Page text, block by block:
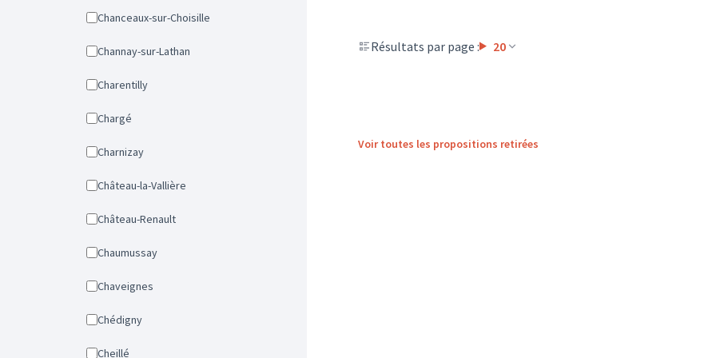
Chanceaux-sur-Choisille
Channay-sur-Lathan
Charentilly
Chargé
Charnizay
Château-la-Vallière
Château-Renault
Chaumussay
Chaveignes
Chédigny
Cheillé
Résultats par page : 20
Voir toutes les propositions retirées